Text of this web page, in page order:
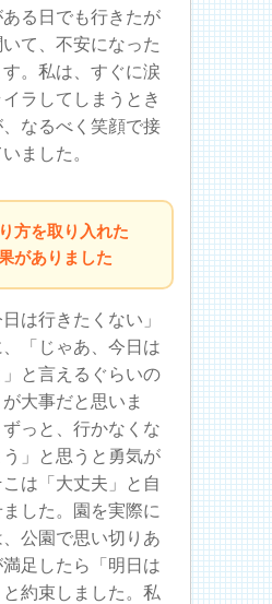
る日でも行きたが
て、不安になった
。私は、すぐに涙
ラしてしまうとき
なるべく笑顔で接
ました。
方を取り入れた
がありました
は行きたくない」
「じゃあ、今日は
と言えるぐらいの
大事だと思いま
っと、行かなくな
」と思うと勇気が
は「大丈夫」と自
した。園を実際に
公園で思い切りあ
足したら「明日は
約束しました。私